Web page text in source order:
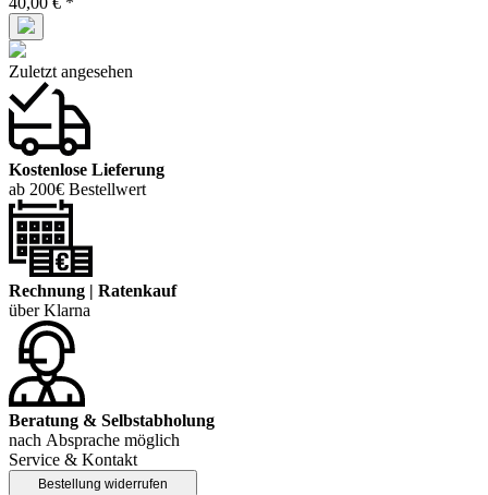
Zuletzt angesehen
Kostenlose Lieferung
ab 200€ Bestellwert
Rechnung | Ratenkauf
über Klarna
Beratung & Selbstabholung
nach Absprache möglich
Service & Kontakt
Bestellung widerrufen